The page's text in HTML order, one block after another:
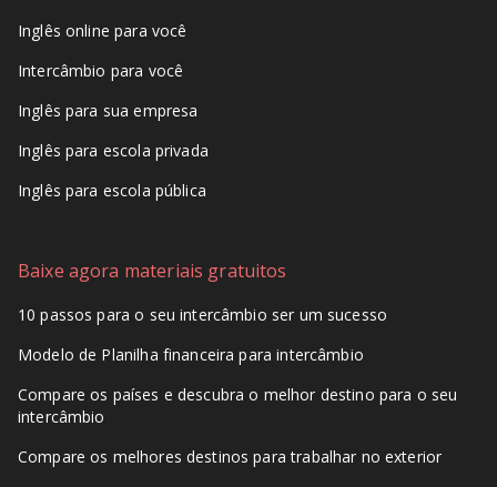
Inglês online para você
Intercâmbio para você
Inglês para sua empresa
Inglês para escola privada
Inglês para escola pública
Baixe agora materiais gratuitos
10 passos para o seu intercâmbio ser um sucesso
Modelo de Planilha financeira para intercâmbio
Compare os países e descubra o melhor destino para o seu
intercâmbio
Compare os melhores destinos para trabalhar no exterior